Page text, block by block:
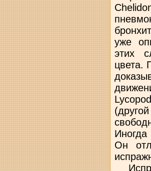
уже
этих
цвета.
Он